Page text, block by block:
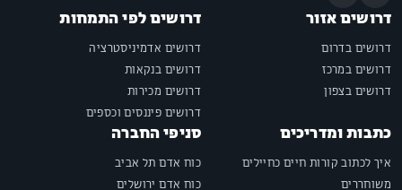
דרושים אזור
דרושים בדרום
דרושים במרכז
דרושים בצפון
דרושים לפי התמחות
דרושים אדמיניסטרציה
דרושים בנקאות
דרושים מכירות
דרושים פיננסים וכספים
כתבות ומדריכים
איך לכתוב קורות חיים כחיילים
משוחררים
סניפי החברה
כוח אדם תל אביב
כוח אדם ירושלים